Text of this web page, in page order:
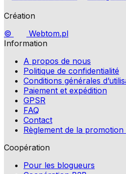
Création
©
Webtom.pl
Information
A propos de nous
Politique de confidentialité
Conditions générales
Paiement et expédition
GPSR
FAQ
Contact
Règlement de la promotion
Coopération
Pour les blogueurs